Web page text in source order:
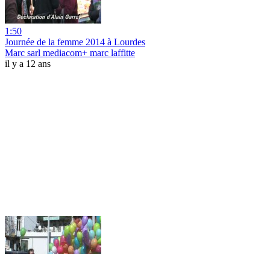
1:50
Journée de la femme 2014 à Lourdes
Marc sarl mediacom+ marc laffitte
il y a 12 ans